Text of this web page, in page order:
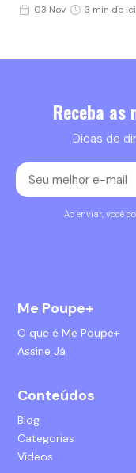
03 Nov 3 min de
Receba as
Dicas de
Ao enviar, você
Me Poupe+
O que é Me Poupe+
Assine Já
Conteúdos
Blog
Categorias
Vídeos